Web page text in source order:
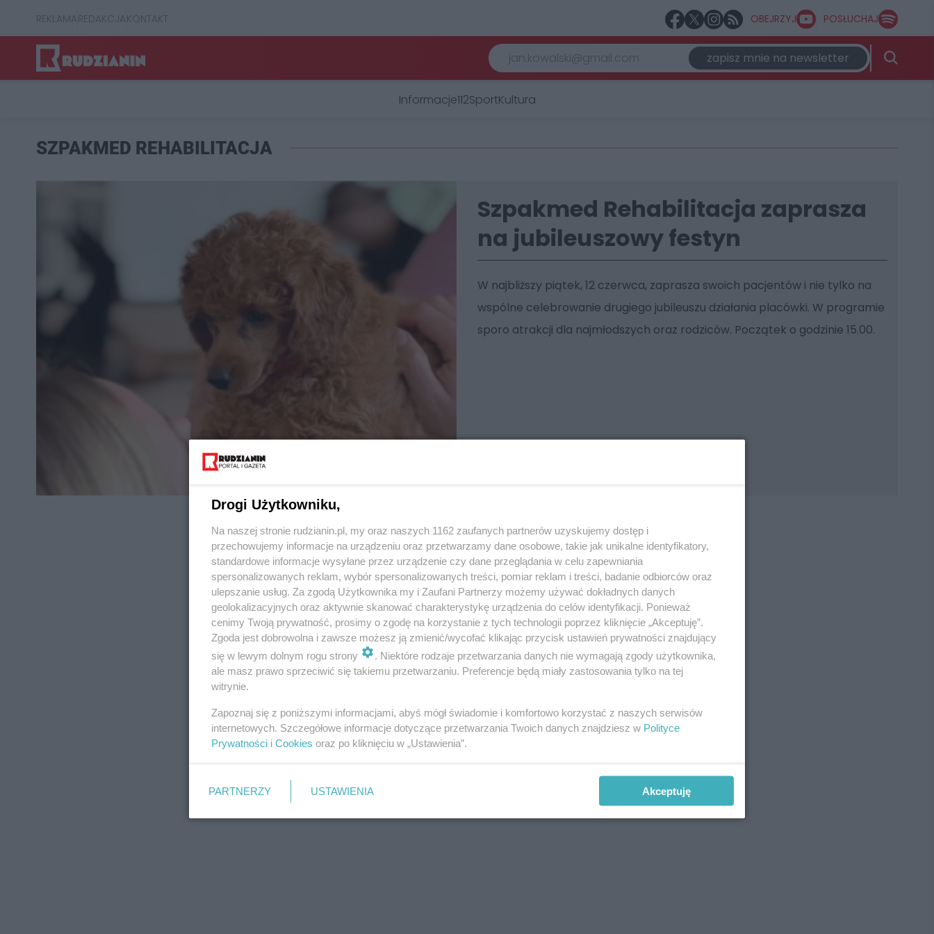
REKLAMAREDAKCJAKONTAKT OBEJRZYJ POSŁUCHAJ
zapisz mnie na newsletter
Informacje112SportKultura
SZPAKMED REHABILITACJA
Szpakmed Rehabilitacja zaprasza
na jubileuszowy festyn
W najbliższy piątek, 12 czerwca, zaprasza swoich pacjentów i nie tylko na
wspólne celebrowanie drugiego jubileuszu działania placówki. W programie
sporo atrakcji dla najmłodszych oraz rodziców. Początek o godzinie 15.00.
REKLAMA REKLAMA
Drogi Użytkowniku,
Na naszej stronie rudzianin.pl, my oraz naszych 1162 zaufanych partnerów uzyskujemy dostęp i
przechowujemy informacje na urządzeniu oraz przetwarzamy dane osobowe, takie jak unikalne identyfikatory,
standardowe informacje wysyłane przez urządzenie czy dane przeglądania w celu zapewniania
spersonalizowanych reklam, wybór spersonalizowanych treści, pomiar reklam i treści, badanie odbiorców oraz
ulepszanie usług. Za zgodą Użytkownika my i Zaufani Partnerzy możemy używać dokładnych danych
geolokalizacyjnych oraz aktywnie skanować charakterystykę urządzenia do celów identyfikacji. Ponieważ
cenimy Twoją prywatność, prosimy o zgodę na korzystanie z tych technologii poprzez kliknięcie „Akceptuję”.
Zgoda jest dobrowolna i zawsze możesz ją zmienić/wycofać klikając przycisk ustawień prywatności znajdujący
się w lewym dolnym rogu strony
. Niektóre rodzaje przetwarzania danych nie wymagają zgody użytkownika,
ale masz prawo sprzeciwić się takiemu przetwarzaniu. Preferencje będą miały zastosowania tylko na tej
witrynie.
Zapoznaj się z poniższymi informacjami, abyś mógł świadomie i komfortowo korzystać z naszych serwisów
internetowych. Szczegółowe informacje dotyczące przetwarzania Twoich danych znajdziesz w Polityce
Prywatności i Cookies oraz po kliknięciu w „Ustawienia”.
PARTNERZY USTAWIENIA Akceptuję